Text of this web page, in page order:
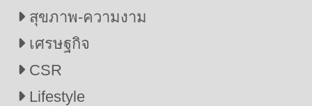
สุขภาพ-ความงาม
เศรษฐกิจ
CSR
Lifestyle